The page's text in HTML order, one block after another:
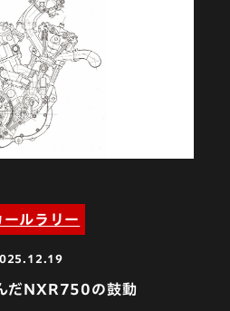
ールラリー
だNXR750の鼓動